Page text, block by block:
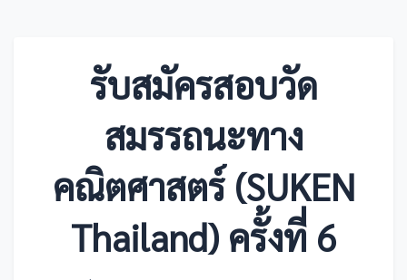
รับสมัครสอบวัด
สมรรถนะทาง
คณิตศาสตร์ (SUKEN
Thailand) ครั้งที่ 6